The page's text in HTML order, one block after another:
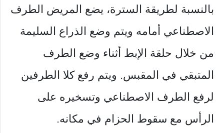
بالنسبة لطريقة السترة، يضع المريض الطرف
الاصطناعي أمامه ويتم وضع الذراع السليمة
من خلال حلقة الإبط أثناء وضع الطرف
المتبقي في المقبس. ويتم رفع كلا الطرفين
لرفع الطرف الاصطناعي وتسخيره على
الرأس مع سقوط الحزام في مكانه.